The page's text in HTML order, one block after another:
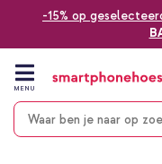
-15% op
naar
inhoud
MENU
Alles voor jouw